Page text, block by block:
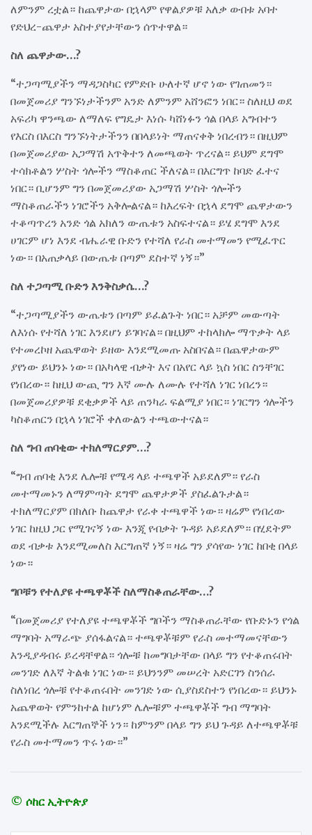
ለምንም ረቷል። ከጨዋታው በኋላም የዋልያዎቹ አለቃ ውበቱ አባተ
የድህረ-ጨዋታ አስተያየታቸውን ሰጥተዋል።
ስለ ጨዋታው…?
“ተጋጣሚያችን ማዳጋስካር የምድቡ ሁለተኛ ሆኖ ነው የገጠመን።
በመጀመሪያ ግንኙነታችንም አንድ ለምንም አሸንፎን ነበር። ስለዚህ ወደ
አፍሪካ ዋንጫው ለማለፍ የግዴታ እነሱ ካሸነፉን ጎል በላይ አግብተን
የእርስ በእርስ ግንኙነትታችንን በበላይነት ማጠናቀቅ ነበረብን። በዚህም
በመጀመሪያው አጋማሽ አጥቅተን ለመጫወት ጥረናል። ይህም ደግሞ
ተሳክቶልን ሦስት ጎሎችን ማስቆጠር ችለናል። በእርግጥ ከባድ ፈተና
ነበር። ቢሆንም ግን በመጀመሪያው አጋማሽ ሦስት ጎሎችን
ማስቆጠራችን ነገሮችን አቅሎልናል። ከእረፍት በኋላ ደግሞ ጨዋታውን
ተቆጣጥረን አንድ ጎል አክለን ውጤቱን አስፍተናል። ይሄ ደግሞ እንደ
ሀገርም ሆነ እንደ ብሔራዊ ቡድን የተሻለ የራስ መተማመን የሚፈጥር
ነው። በአጠቃላይ በውጤቱ በጣም ደስተኛ ነኝ።”
ስለ ተጋጣሚ ቡድን እንቅስቃሴ…?
“ተጋጣሚያችን ውጤቱን በጣም ይፈልጉት ነበር። አቻም መውጣት
ለእነሱ የተሻለ ነገር እንደሆነ ይገባናል። በዚህም ተከላክሎ ማጥቃት ላይ
የተመረኮዘ አጨዋወት ይዘው እንደሚመጡ አስበናል። በጨዋታውም
ያየነው ይህንኑ ነው። በአካላዊ ብቃት እና በአየር ላይ ኳስ ነበር ስንቸገር
የነበረው። ከዚህ ውጪ ግን እኛ ሙሉ ለሙሉ የተሻለ ነገር ነበረን።
በመጀመሪያዎቹ ደቂቃዎች ላይ ጠንካራ ፍልሚያ ነበር። ነገርግን ጎሎችን
ካስቆጠርን በኋላ ነገሮች ቀለውልን ተጫውተናል።
ስለ ግብ ጠባቂው ተክለማርያም…?
“ግብ ጠባቂ እንደ ሌሎቹ የሜዳ ላይ ተጫዋች አይደለም። የራስ
መተማመኑን ለማምጣት ደግሞ ጨዋታዎች ያስፈልጉታል።
ተክለማርያም በክለቡ ከጨዋታ የራቀ ተጫዋች ነው። ዛሬም የነበረው
ነገር ከዚህ ጋር የሚገናኝ ነው እንጂ የብቃት ጉዳይ አይደለም። በሂደትም
ወደ ብቃቱ እንደሚመለስ እርግጠኛ ነኝ። ዛሬ ግን ያሳየው ነገር ከበቂ በላይ
ነው።
ግቦቹን የተለያዩ ተጫዋቾች ስለማስቆጠራቸው…?
“በመጀመሪያ የተለያዩ ተጫዋቾች ግቦችን ማስቆጠራቸው የቡድኑን የጎል
ማግባት አማራጭ ያሰፋልናል። ተጫዋቾቹም የራስ መተማመናቸውን
እንዲያዳብሩ ይረዳቸዋል። ጎሎቹ ከመግባታቸው በላይ ግን የተቆጠሩበት
መንገድ ለእኛ ትልቁ ነገር ነው። ይህንንም መሠረት አድርገን ስንሰራ
ስለነበረ ጎሎቹ የተቆጠሩበት መንገድ ነው ሲያስደስተን የነበረው። ይህንኑ
አጨዋወት የምንከተል ከሆነም ሌሎቹም ተጫዋቾች ግብ ማግባት
እንደሚችሉ እርግጠኞች ነን። ከምንም በላይ ግን ይህ ጉዳይ ለተጫዋቾቹ
የራስ መተማመን ጥሩ ነው።”
© ሶከር ኢትዮጵያ